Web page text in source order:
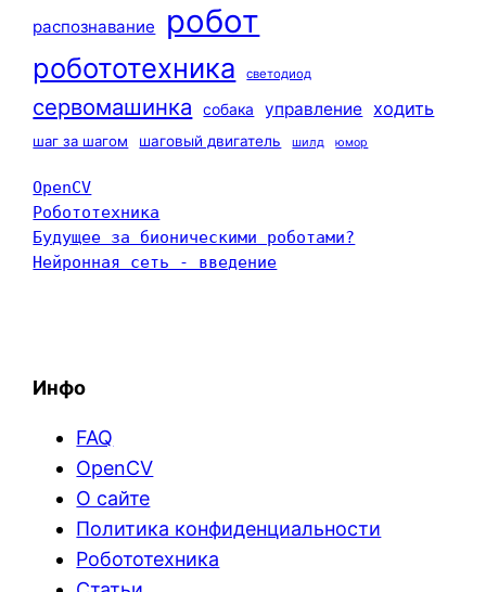
распознавание робот
робототехника светодиод
сервомашинка собака управление ходить
шаг за шагом шаговый двигатель шилд юмор
OpenCV
Робототехника
Будущее за бионическими роботами?
Нейронная сеть - введение
Инфо
FAQ
OpenCV
О сайте
Политика конфиденциальности
Робототехника